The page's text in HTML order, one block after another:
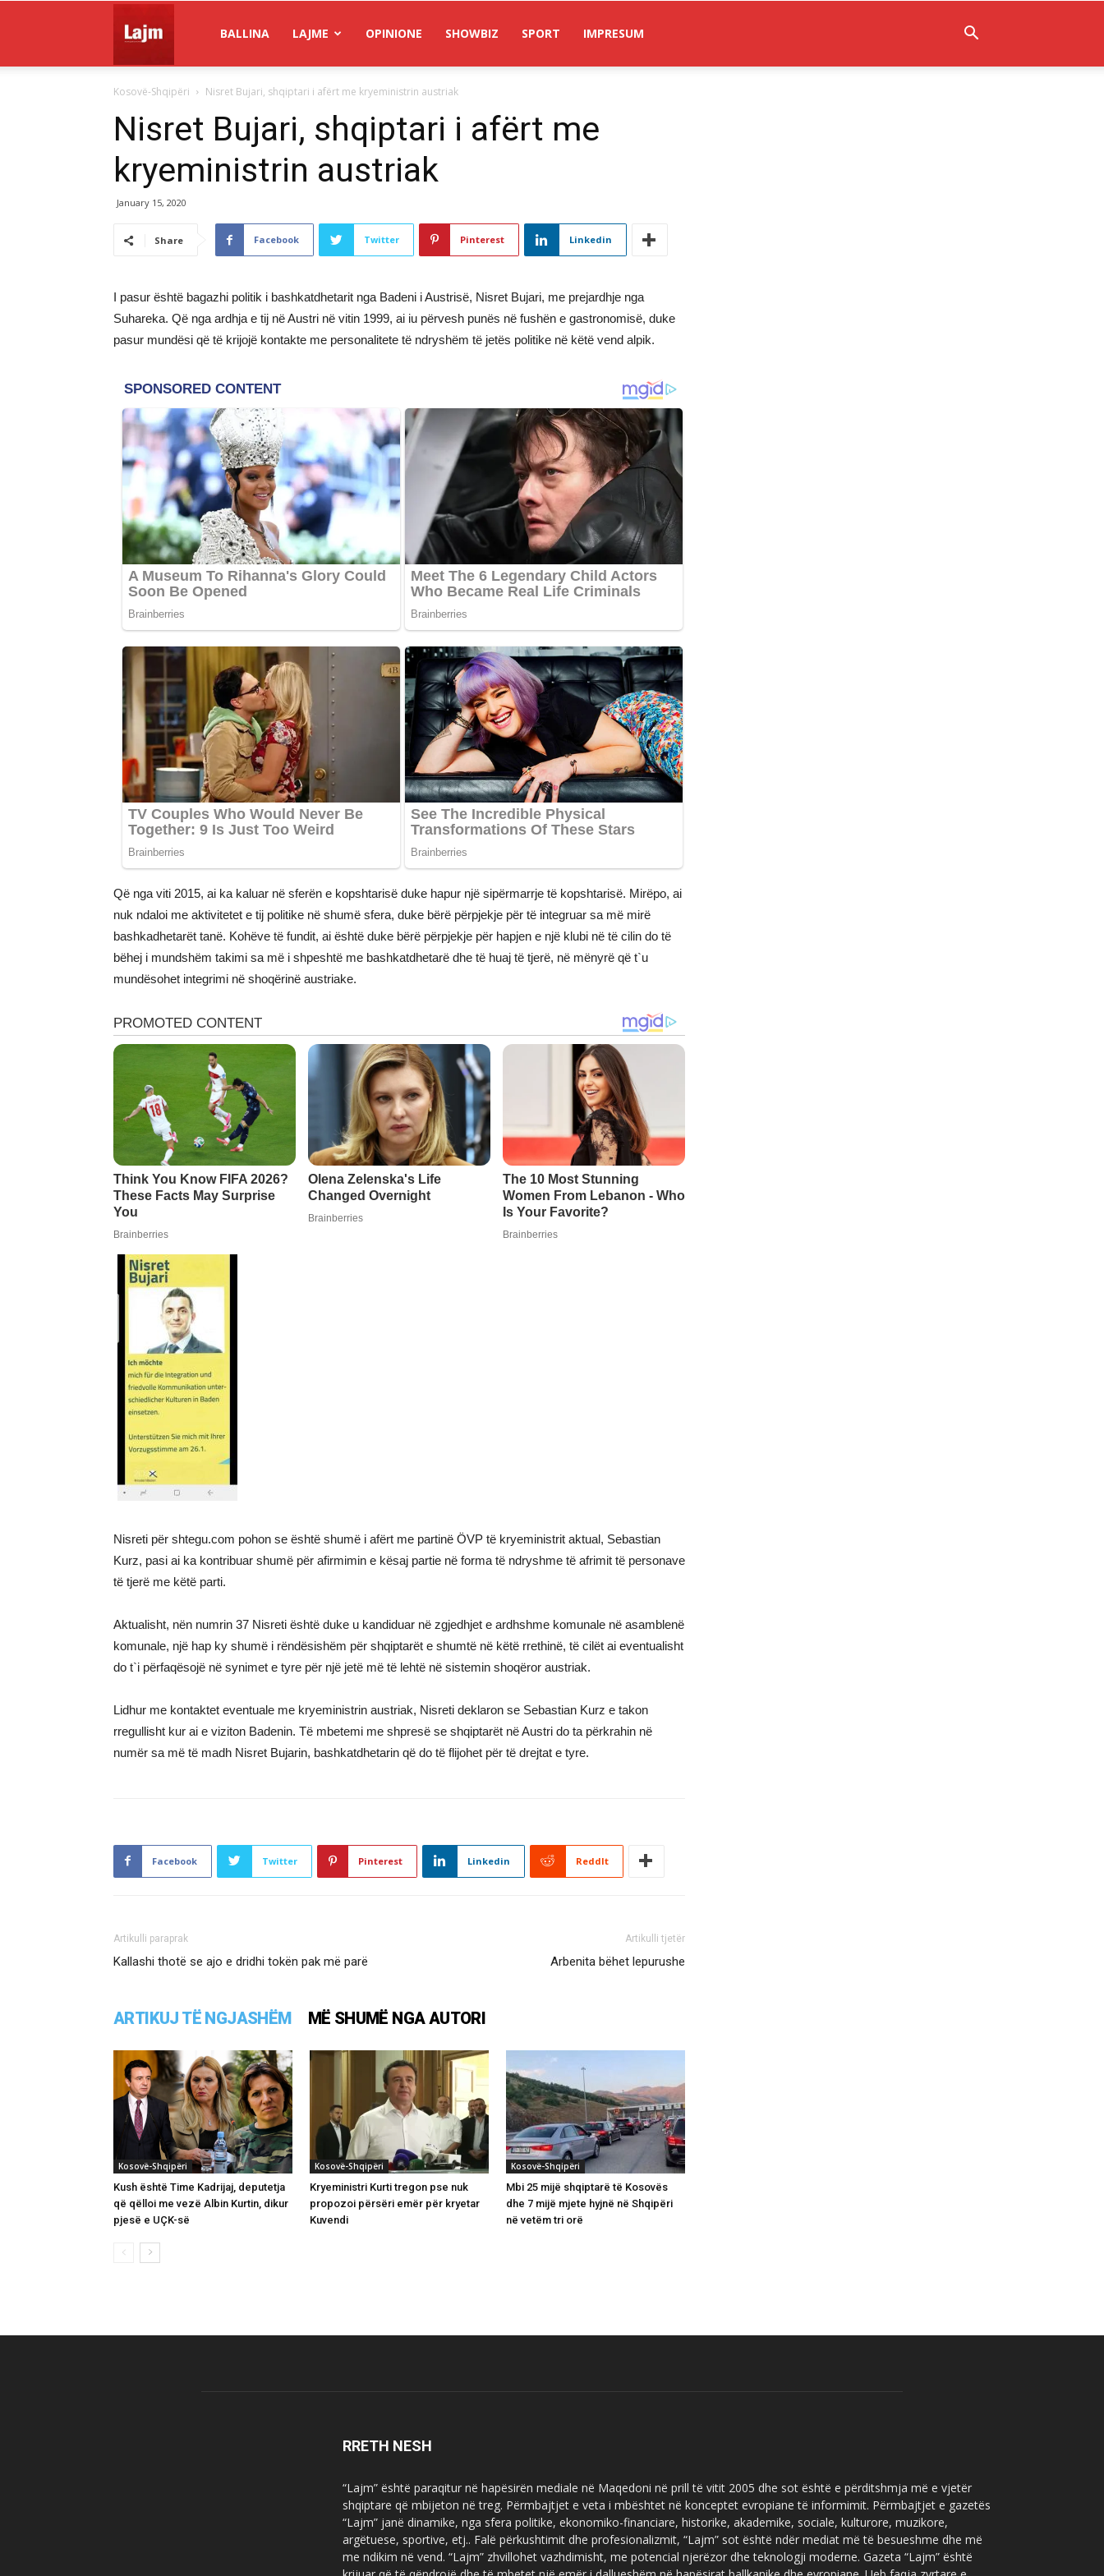
Lajm
BALLINA LAJME OPINIONE SHOWBIZ SPORT IMPRESUM
Kosovë-Shqipëri Nisret Bujari, shqiptari i afërt me kryeministrin austriak
Nisret Bujari, shqiptari i afërt me
kryeministrin austriak
January 15, 2020
Share Facebook Twitter Pinterest Linkedin
I pasur është bagazhi politik i bashkatdhetarit nga Badeni i Austrisë, Nisret Bujari, me prejardhje nga
Suhareka. Që nga ardhja e tij në Austri në vitin 1999, ai iu përvesh punës në fushën e gastronomisë, duke
pasur mundësi që të krijojë kontakte me personalitete të ndryshëm të jetës politike në këtë vend alpik.
Që nga viti 2015, ai ka kaluar në sferën e kopshtarisë duke hapur një sipërmarrje të kopshtarisë. Mirëpo, ai
nuk ndaloi me aktivitetet e tij politike në shumë sfera, duke bërë përpjekje për të integruar sa më mirë
bashkadhetarët tanë. Kohëve të fundit, ai është duke bërë përpjekje për hapjen e një klubi në të cilin do të
bëhej i mundshëm takimi sa më i shpeshtë me bashkatdhetarë dhe të huaj të tjerë, në mënyrë që t`u
mundësohet integrimi në shoqërinë austriake.
Nisreti për shtegu.com pohon se është shumë i afërt me partinë ÖVP të kryeministrit aktual, Sebastian
Kurz, pasi ai ka kontribuar shumë për afirmimin e kësaj partie në forma të ndryshme të afrimit të personave
të tjerë me këtë parti.
Aktualisht, nën numrin 37 Nisreti është duke u kandiduar në zgjedhjet e ardhshme komunale në asamblenë
komunale, një hap ky shumë i rëndësishëm për shqiptarët e shumtë në këtë rrethinë, të cilët ai eventualisht
do t`i përfaqësojë në synimet e tyre për një jetë më të lehtë në sistemin shoqëror austriak.
Lidhur me kontaktet eventuale me kryeministrin austriak, Nisreti deklaron se Sebastian Kurz e takon
rregullisht kur ai e viziton Badenin. Të mbetemi me shpresë se shqiptarët në Austri do ta përkrahin në
numër sa më të madh Nisret Bujarin, bashkatdhetarin që do të flijohet për të drejtat e tyre.
Facebook Twitter Pinterest Linkedin ReddIt
Artikulli paraprak
Kallashi thotë se ajo e dridhi tokën pak më parë
Artikulli tjetër
Arbenita bëhet lepurushe
ARTIKUJ TË NGJASHËM MË SHUMË NGA AUTORI
Kosovë-Shqipëri
Kush është Time Kadrijaj, deputetja
që qëlloi me vezë Albin Kurtin, dikur
pjesë e UÇK-së
Kosovë-Shqipëri
Kryeministri Kurti tregon pse nuk
propozoi përsëri emër për kryetar
Kuvendi
Kosovë-Shqipëri
Mbi 25 mijë shqiptarë të Kosovës
dhe 7 mijë mjete hyjnë në Shqipëri
në vetëm tri orë
RRETH NESH
“Lajm” është paraqitur në hapësirën mediale në Maqedoni në prill të vitit 2005 dhe sot është e përditshmja më e vjetër
shqiptare që mbijeton në treg. Përmbajtjet e veta i mbështet në konceptet evropiane të informimit. Përmbajtjet e gazetës
“Lajm” janë dinamike, nga sfera politike, ekonomiko-financiare, historike, akademike, sociale, kulturore, muzikore,
argëtuese, sportive, etj.. Falë përkushtimit dhe profesionalizmit, “Lajm” sot është ndër mediat më të besueshme dhe më
me ndikim në vend. “Lajm” zhvillohet vazhdimisht, me potencial njerëzor dhe teknologji moderne. Gazeta “Lajm” është